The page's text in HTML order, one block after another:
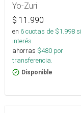
Yo-Zuri
$ 11.990
en 6cuotas de $1.998
interés
ahorras $480 por
transferencia.
Disponible